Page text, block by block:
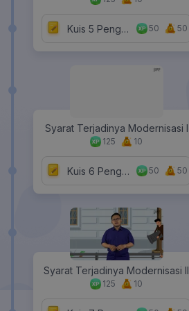
Kuis 5 Pengertian dan Syarat Terjadinya Modernisasi 50 50
Syarat Terjadinya Modernisasi I
125 10
Kuis 6 Pengertian dan Syarat Terjadinya Modernisasi 50 50
Syarat Terjadinya Modernisasi II
125 10